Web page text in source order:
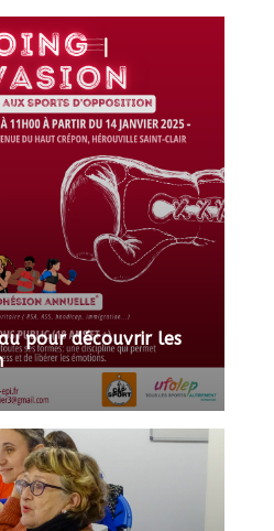
pour découvrir les